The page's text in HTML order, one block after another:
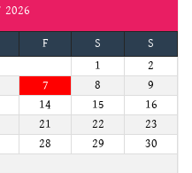
2026
F S
S
1
2
7 8
9
14 15
16
21 22
23
28 29
30